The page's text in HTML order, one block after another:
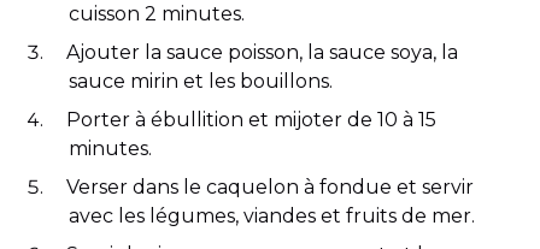
cuisson 2 minutes.
Ajouter la sauce poisson, la sauce soya, la
sauce mirin et les bouillons.
Porter à ébullition et mijoter de 10 à 15
minutes.
Verser dans le caquelon à fondue et servir
avec les légumes, viandes et fruits de mer.